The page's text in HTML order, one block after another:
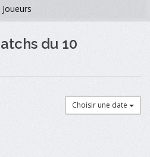
Joueurs
du 10
Choisir une date